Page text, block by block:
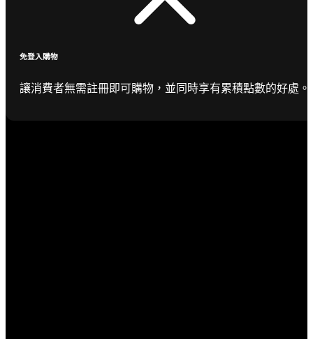
免登入購物
讓消費者無需註冊即可購物，並同時享有累積點數的好處。